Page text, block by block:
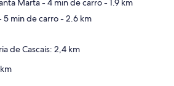
Marta- 4 min de carro- 1.9 km
5 min de carro- 2.6 km
de Cascais: 2,4 km